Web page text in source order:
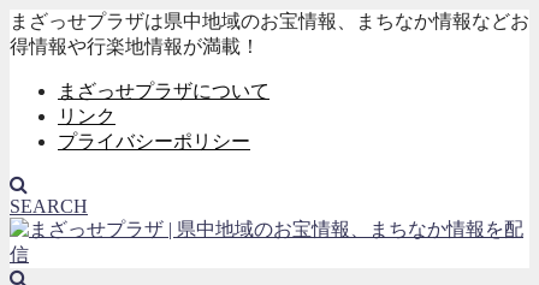
まざっせプラザは県中地域のお宝情報、まちなか情報などお
得情報や行楽地情報が満載！
まざっせプラザについて
リンク
プライバシーポリシー
SEARCH